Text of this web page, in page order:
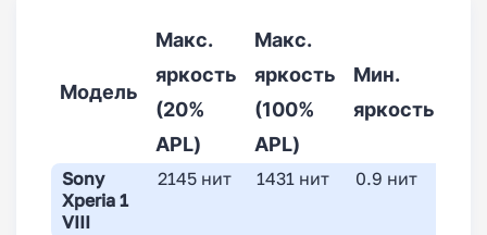
Модель
Макс.
яркость
(20%
APL)
Макс.
яркость
(100%
APL)
Мин.
яркость
Sony
Xperia 1
VIII
2145 нит 1431 нит 0.9 нит